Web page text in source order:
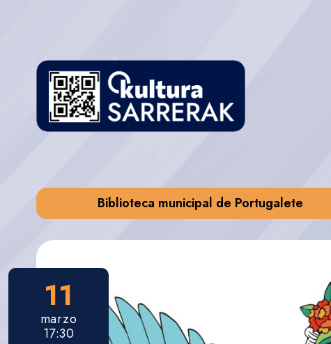
Biblioteca municipal de Portugalete
11
marzo
17:30